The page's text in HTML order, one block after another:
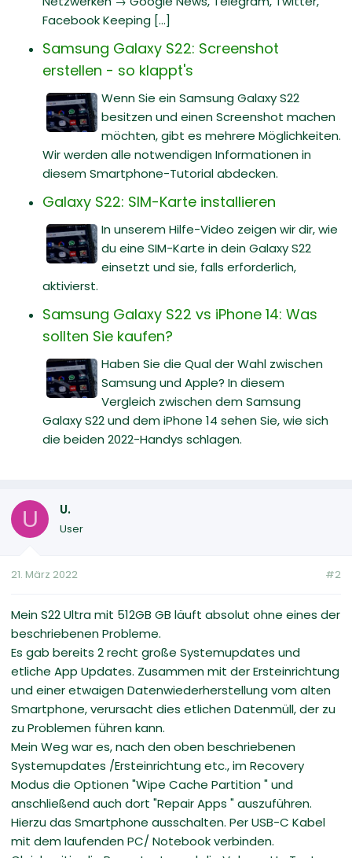
Facebook Keeping [...]
Samsung Galaxy S22: Screenshot
erstellen - so klappt's
Wenn Sie ein Samsung Galaxy S22
besitzen und einen Screenshot machen
möchten, gibt es mehrere Möglichkeiten.
Wir werden alle notwendigen Informationen in
diesem Smartphone-Tutorial abdecken.
Galaxy S22: SIM-Karte installieren
In unserem Hilfe-Video zeigen wir dir, wie
du eine SIM-Karte in dein Galaxy S22
einsetzt und sie, falls erforderlich,
aktivierst.
Samsung Galaxy S22 vs iPhone 14: Was
sollten Sie kaufen?
Haben Sie die Qual der Wahl zwischen
Samsung und Apple? In diesem
Vergleich zwischen dem Samsung
Galaxy S22 und dem iPhone 14 sehen Sie, wie sich
die beiden 2022-Handys schlagen.
U U.
User
21. März 2022 #2
Mein S22 Ultra mit 512GB GB läuft absolut ohne eines der
beschriebenen Probleme.
Es gab bereits 2 recht große Systemupdates und
etliche App Updates. Zusammen mit der Ersteinrichtung
und einer etwaigen Datenwiederherstellung vom alten
Smartphone, verursacht dies etlichen Datenmüll, der zu
zu Problemen führen kann.
Mein Weg war es, nach den oben beschriebenen
Systemupdates /Ersteinrichtung etc., im Recovery
Modus die Optionen "Wipe Cache Partition " und
anschließend auch dort "Repair Apps " auszuführen.
Hierzu das Smartphone ausschalten. Per USB-C Kabel
mit dem laufenden PC/ Notebook verbinden.